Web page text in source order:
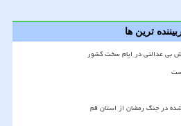
ترین ها
بی عدالتی در ایام سخت کشور
در جنگ رمضان از استان قم